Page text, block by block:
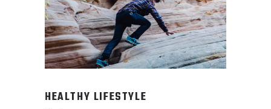
HEALTHY LIFESTYLE